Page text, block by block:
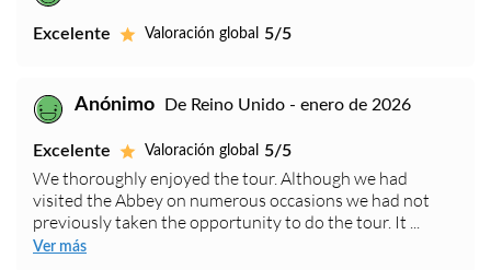
Excelente Valoración global 5/5
Anónimo De Reino Unido - enero de 2026
Excelente Valoración global 5/5
We thoroughly enjoyed the tour. Although we had
visited the Abbey on numerous occasions we had not
previously taken the opportunity to do the tour. It ...
Ver más